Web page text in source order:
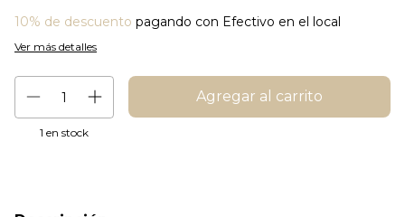
10% de descuento pagando con Efectivo en el local
Ver más detalles
1 en stock